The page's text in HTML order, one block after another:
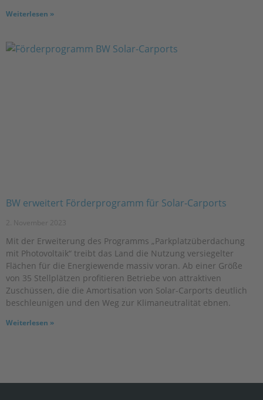
Weiterlesen »
BW erweitert Förderprogramm für Solar-Carports
2. November 2023
Mit der Erweiterung des Programms „Parkplatzüberdachung
mit Photovoltaik“ treibt das Land die Nutzung versiegelter
Flächen für die Energiewende massiv voran. Ab einer Größe
von 35 Stellplätzen profitieren Betriebe von attraktiven
Zuschüssen, die die Amortisation von Solar-Carports deutlich
beschleunigen und den Weg zur Klimaneutralität ebnen.
Weiterlesen »